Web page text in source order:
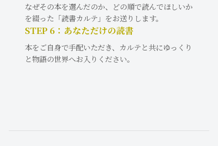
なぜその本を選んだのか、どの順で読んでほしいか
を綴った「読書カルテ」をお送りします。
STEP 6：あなただけの読書
本をご自身で手配いただき、カルテと共にゆっくり
と物語の世界へお入りください。